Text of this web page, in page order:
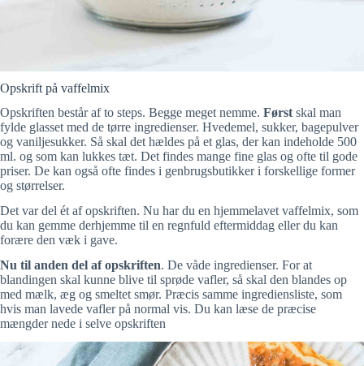
Opskrift på vaffelmix
Opskriften består af to steps. Begge meget nemme. Først skal man
fylde glasset med de tørre ingredienser. Hvedemel, sukker, bagepulver
og vaniljesukker. Så skal det hældes på et glas, der kan indeholde 500
ml. og som kan lukkes tæt. Det findes mange fine glas og ofte til gode
priser. De kan også ofte findes i genbrugsbutikker i forskellige former
og størrelser.
Det var del ét af opskriften. Nu har du en hjemmelavet vaffelmix, som
du kan gemme derhjemme til en regnfuld eftermiddag eller du kan
forære den væk i gave.
Nu til anden del af opskriften. De våde ingredienser. For at
blandingen skal kunne blive til sprøde vafler, så skal den blandes op
med mælk, æg og smeltet smør. Præcis samme ingrediensliste, som
hvis man lavede vafler på normal vis. Du kan læse de præcise
mængder nede i selve opskriften